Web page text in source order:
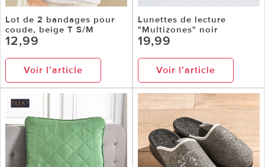
Lot de 2 bandages pour
coude, beige T S/M
12,99
Voir l’article
Lunettes de lecture
"Multizones" noir
19,99
Voir l’article